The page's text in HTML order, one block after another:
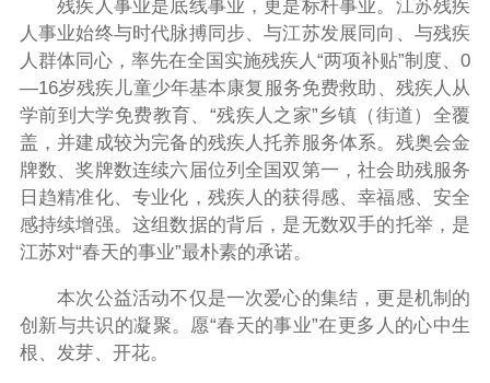
残疾人事业是底线事业，更是标杆事业。江苏残疾
人事业始终与时代脉搏同步、与江苏发展同向、与残疾
人群体同心，率先在全国实施残疾人“两项补贴”制度、0
—16岁残疾儿童少年基本康复服务免费救助、残疾人从
学前到大学免费教育、“残疾人之家”乡镇（街道）全覆
盖，并建成较为完备的残疾人托养服务体系。残奥会金
牌数、奖牌数连续六届位列全国双第一，社会助残服务
日趋精准化、专业化，残疾人的获得感、幸福感、安全
感持续增强。这组数据的背后，是无数双手的托举，是
江苏对“春天的事业”最朴素的承诺。
本次公益活动不仅是一次爱心的集结，更是机制的
创新与共识的凝聚。愿“春天的事业”在更多人的心中生
根、发芽、开花。